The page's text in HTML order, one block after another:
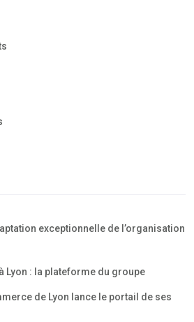
exceptionnelle de l’organisation
Lyon : la plateforme du groupe
de Lyon lance le portail de ses